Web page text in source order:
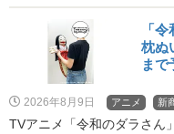
「
枕ぬ
まで
2026年8月9日 アニメ 新
TVアニメ「令和のダラさん